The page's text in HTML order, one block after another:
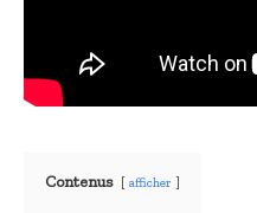
Contenus afficher